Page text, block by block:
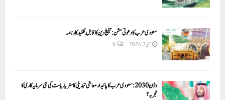
سعودی عرب کا دعوتی مشن: تبلیغ دین کا قابلِ تقلید کارنامہ
مئی 2, 2026 0
وژن 2030:سعودی عرب کا پائیدار معاشی تبدیلی کا سفر یا ریاست کی نئی سرمایہ کاری کا
تجربہ؟